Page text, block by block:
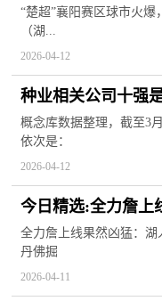
消费蛋糕
“楚超”襄阳赛区球市火爆
（湖...
2026-04-12
种业相关公司十强
信息
概念库数据整理，截至3
依次是：
2026-04-12
今日精选:全力詹上
优势
全力詹上线果然凶猛：
丹佛掘
2026-04-11